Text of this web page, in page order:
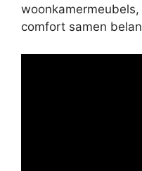
comfort samen